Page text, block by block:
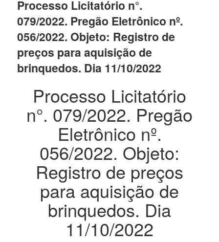
Processo Licitatório n°.
079/2022. Pregão Eletrônico nº.
056/2022. Objeto: Registro de
preços para aquisição de
brinquedos. Dia 11/10/2022
Processo Licitatório
n°. 079/2022. Pregão
Eletrônico nº.
056/2022. Objeto:
Registro de preços
para aquisição de
brinquedos. Dia
11/10/2022